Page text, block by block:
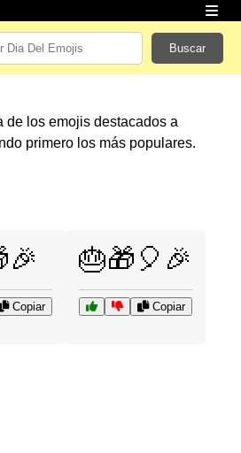
Buscar
los emojis destacados a
primero los más populares.
Copiar
🎂🎁🎈🎉
Copiar